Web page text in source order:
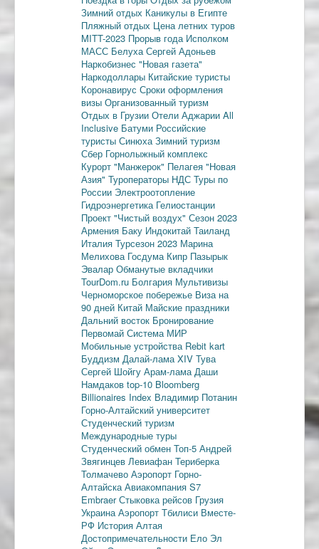
Зимний отдых Каникулы в Египте
Пляжный отдых Цена летних туров
MITT-2023 Прорыв года Исполком
МАСС БелухаСергей Адоньев
Наркобизнес "Новая газета"
Наркодоллары Китайские туристы
Коронавирус Сроки оформления
визы Организованный туризм
Отдых в Грузии Отели Аджарии All
Inclusive Батуми Российские
туристы СинюхаЗимний туризм
Сбер Горнолыжный комплекс
Курорт "Манжерок" Пелагея "Новая
Азия" Туроператоры НДС Туры по
России Электроотопление
Гидроэнергетика Гелиостанции
Проект "Чистый воздух" Сезон 2023
Армения Баку Индокитай Таиланд
Италия Турсезон 2023 Марина
Мелихова Госдума Кипр Пазырык
Эвалар Обманутые вкладчики
TourDom.ru Болгария Мультивизы
Черноморское побережье Виза на
90 дней Китай Майские праздники
Дальний восток Бронирование
Первомай Система МИР
Мобильные устройства Rebit kart
Буддизм Далай-лама XIV Тува
Сергей Шойгу Арам-ламаДаши
Намдаков top-10 Bloomberg
Billionaires Index Владимир Потанин
Горно-Алтайский университет
Студенческий туризм
Международные туры
Студенческий обмен Топ-5 Андрей
Звягинцев Левиафан Териберка
Толмачево Аэропорт Горно-
АлтайскаАвиакомпания S7
EmbraerСтыковка рейсов Грузия
УкраинаАэропорт Тбилиси Вместе-
РФ История Алтая
Достопримечательности Ело Эл